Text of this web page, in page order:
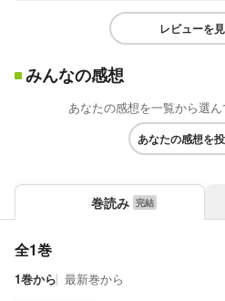
レビューを
みんなの感想
あなたの感想を一覧から選ん
あなたの感想を
巻読み
全1巻
1巻から 最新巻から